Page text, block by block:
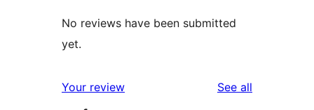
No reviews have been submitted
yet.
Your review See all